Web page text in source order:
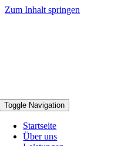
Zum Inhalt springen
Toggle Navigation
Startseite
Über uns